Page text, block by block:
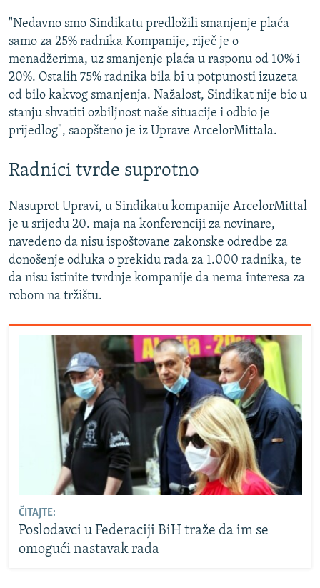
"Nedavno smo Sindikatu predložili smanjenje plaća
samo za 25% radnika Kompanije, riječ je o
menadžerima, uz smanjenje plaća u rasponu od 10% i
20%. Ostalih 75% radnika bila bi u potpunosti izuzeta
od bilo kakvog smanjenja. Nažalost, Sindikat nije bio u
stanju shvatiti ozbiljnost naše situacije i odbio je
prijedlog", saopšteno je iz Uprave ArcelorMittala.
Radnici tvrde suprotno
Nasuprot Upravi, u Sindikatu kompanije ArcelorMittal
je u srijedu 20. maja na konferenciji za novinare,
navedeno da nisu ispoštovane zakonske odredbe za
donošenje odluka o prekidu rada za 1.000 radnika, te
da nisu istinite tvrdnje kompanije da nema interesa za
robom na tržištu.
ČITAJTE:
Poslodavci u Federaciji BiH traže da im se
omogući nastavak rada